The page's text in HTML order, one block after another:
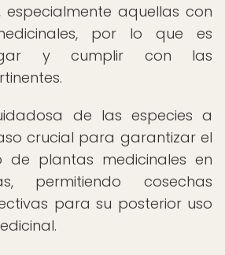
especialmente aquellas con
por lo que es
y cumplir con las
de las especies a
crucial para garantizar el
de plantas medicinales en
permitiendo cosechas
para su posterior uso